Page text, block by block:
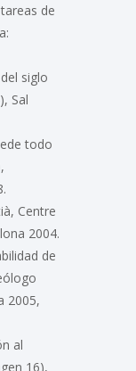
de
siglo
Sal
todo
Centre
2004.
de
2005,
al
16),